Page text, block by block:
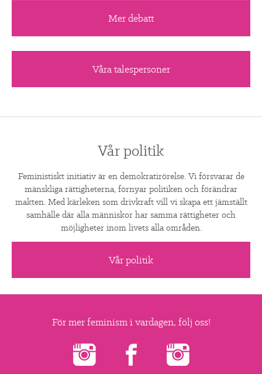
Mer debatt
Våra talespersoner
Vår politik
Feministiskt initiativ är en demokratirörelse. Vi försvarar de
mänskliga rättigheterna, förnyar politiken och förändrar
makten. Med kärleken som drivkraft vill vi skapa ett jämställt
samhälle där alla människor har samma rättigheter och
möjligheter inom livets alla områden.
Vår politik
För mer feminism i vardagen, följ oss!